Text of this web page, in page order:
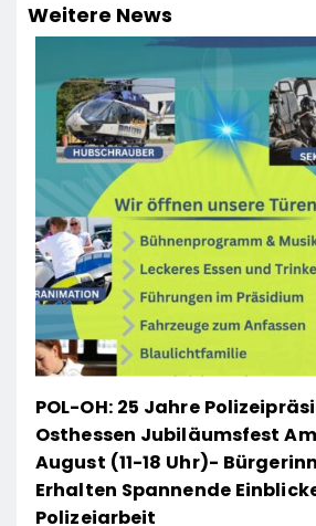
Weitere News
POL-OH: 25 Jahre
Osthessen Jubiläumsfest
August (11-18 Uhr)-
Erhalten Spannende
Polizeiarbeit